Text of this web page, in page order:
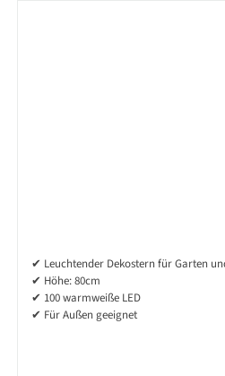
✔ Leuchtender Dekostern für Garten
✔ Höhe: 80cm
✔ 100 warmweiße LED
✔ Für Außen geeignet